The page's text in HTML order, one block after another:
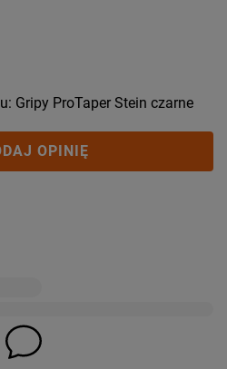
Gripy ProTaper Stein czarne
OPINIĘ